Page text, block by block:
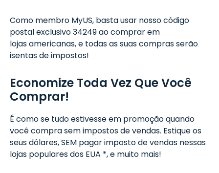
Como membro MyUS, basta usar nosso código
postal exclusivo 34249 ao comprar em
lojas americanas, e todas as suas compras serão
isentas de impostos!
Economize Toda Vez Que Você
Comprar!
É como se tudo estivesse em promoção quando
você compra sem impostos de vendas. Estique os
seus dólares, SEM pagar imposto de vendas nessas
lojas populares dos EUA *, e muito mais!